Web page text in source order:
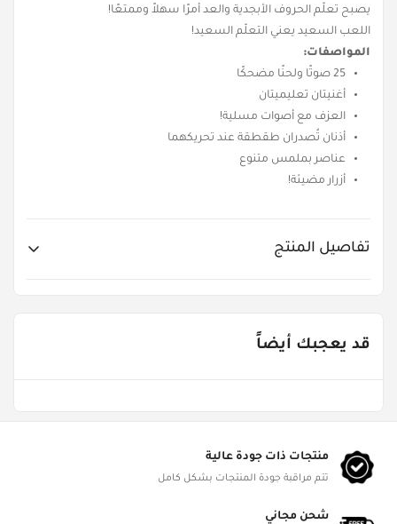
يصبح تعلّم الحروف الأبجدية والعد أمرًا سهلاً وممتعًا!
اللعب السعيد يعني التعلّم السعيد!
المواصفات:
25 صوتًا ولحنًا مضحكًا
أغنيتان تعليميتان
العزف مع أصوات مسلية!
أذنان تُصدران طقطقة عند تحريكهما
عناصر بملمس متنوع
أزرار مضيئة!
تفاصيل المنتج
L 11.7cm, W 6.4cm, H 13.5cm
قد يعجبك أيضاً
منتجات ذات جودة عالية
تتم مراقبة جودة المنتجات بشكل كامل
شحن مجاني